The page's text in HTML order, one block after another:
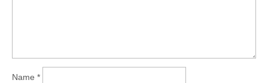
Name *